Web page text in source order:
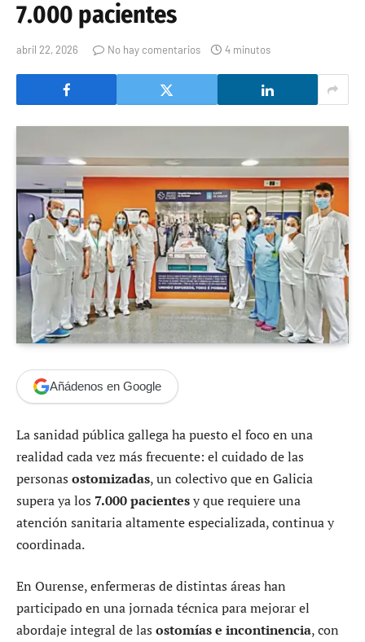
7.000 pacientes
abril 22, 2026 No hay comentarios 4 minutos
Añádenos en Google
La sanidad pública gallega ha puesto el foco en una
realidad cada vez más frecuente: el cuidado de las
personas ostomizadas, un colectivo que en Galicia
supera ya los 7.000 pacientesy que requiere una
atención sanitaria altamente especializada, continua y
coordinada.
En Ourense, enfermeras de distintas áreas han
participado en una jornada técnica para mejorar el
abordaje integral de las ostomías e incontinencia, con